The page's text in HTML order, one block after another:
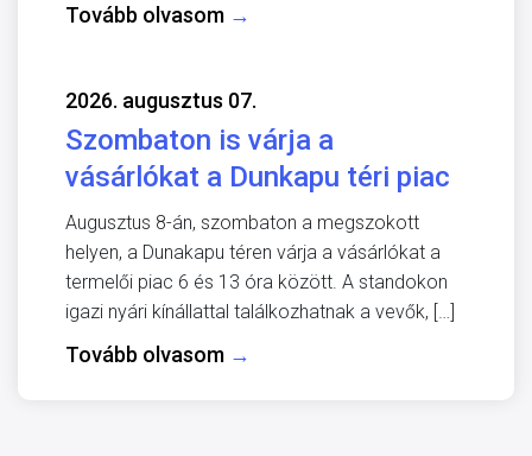
Tovább olvasom →
2026. augusztus 07.
Szombaton is várja a
vásárlókat a Dunkapu téri piac
Augusztus 8-án, szombaton a megszokott
helyen, a Dunakapu téren várja a vásárlókat a
termelői piac 6 és 13 óra között. A standokon
igazi nyári kínállattal találkozhatnak a vevők, […]
Tovább olvasom →